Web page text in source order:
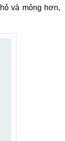
và mỏng hơn,